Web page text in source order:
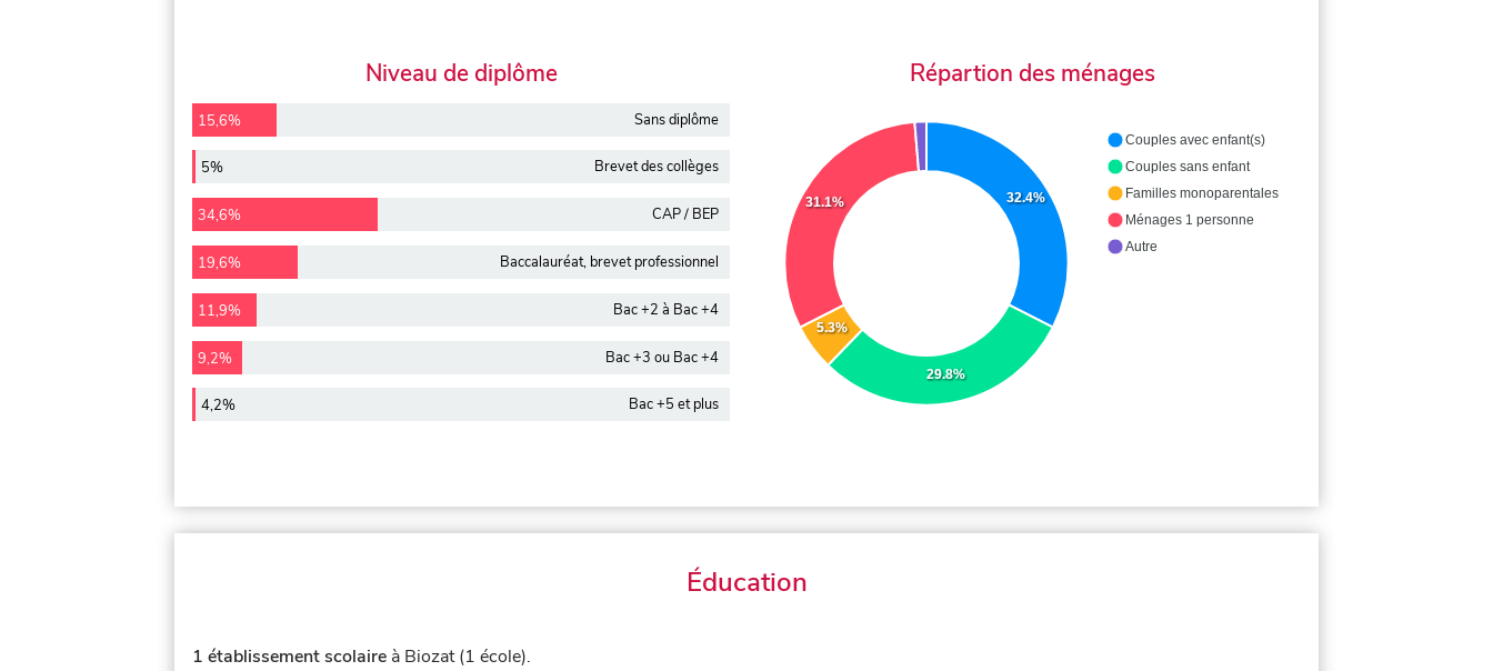
Niveau de diplôme
15,6% Sans diplôme
5% Brevet des collèges
34,6% CAP / BEP
19,6% Baccalauréat, brevet professionnel
11,9% Bac +2 à Bac +4
9,2% Bac +3 ou Bac +4
4,2% Bac +5 et plus
Répartion des ménages
32.4%
29.8%
5.3%
31.1%
Couples avec enfant(s)
Couples sans enfant
Familles monoparentales
Ménages 1 personne
Autre
Éducation
1 établissement scolaire à Biozat (1 école).